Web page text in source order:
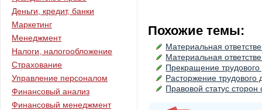
Похожие темы:
Материальная
Материальная
Прекращение трудового
Расторжение трудового
Правовой статус сторон
Деньги, кредит, банки
Маркетинг
Менеджмент
Налоги, налогообложение
Страхование
Управление персоналом
Финансовый анализ
Финансовый менеджмент